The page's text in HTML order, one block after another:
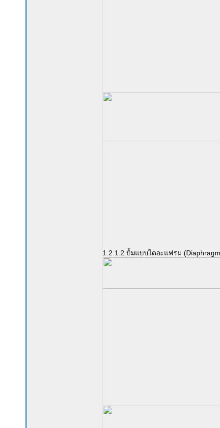
1.2.1.2 ปั้มแบบไดอะแฟรม